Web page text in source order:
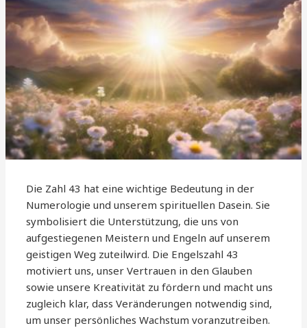
Die Zahl 43 hat eine wichtige Bedeutung in der
Numerologie und unserem spirituellen Dasein. Sie
symbolisiert die Unterstützung, die uns von
aufgestiegenen Meistern und Engeln auf unserem
geistigen Weg zuteilwird. Die Engelszahl 43
motiviert uns, unser Vertrauen in den Glauben
sowie unsere Kreativität zu fördern und macht uns
zugleich klar, dass Veränderungen notwendig sind,
um unser persönliches Wachstum voranzutreiben.